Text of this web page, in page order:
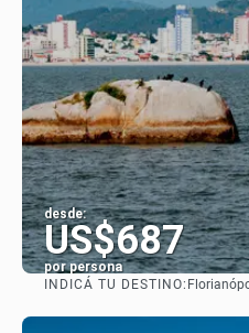
desde:
US$687
por persona
Ver
INDICÁ TU DESTINO: